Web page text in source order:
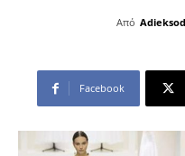
Από
Facebook